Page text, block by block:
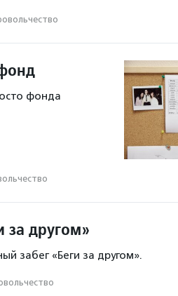
фонда
за другом»
забег «Беги за другом».